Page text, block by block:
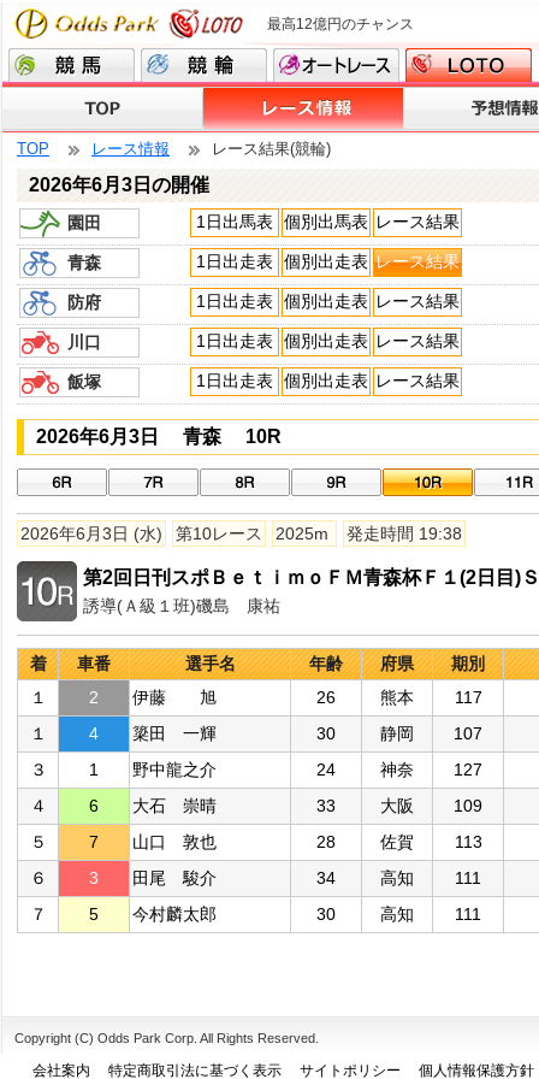
最高12億円のチャンス
TOP レース情報 レース結果(競輪)
2026年6月3日の開催
園田 1日出馬表 個別出馬表 レース結果
青森 1日出走表 個別出走表 レース結果
防府 1日出走表 個別出走表 レース結果
川口 1日出走表 個別出走表 レース結果
飯塚 1日出走表 個別出走表 レース結果
2026年6月3日 青森 10R
2026年6月3日 (水) 第10レース 2025m 発走時間 19:38
第2回日刊スポＢｅｔｉｍｏＦＭ青森杯Ｆ１(2日目)
誘導(Ａ級１班)磯島 康祐
着 車番 選手名 年齢 府県
期別
１
2 伊藤 旭 26 熊本 117
１
4 簗田 一輝 30 静岡 107
３
1 野中龍之介 24 神奈 127
４
6 大石 崇晴 33 大阪 109
５
7 山口 敦也 28 佐賀 113
６
3 田尾 駿介 34 高知 111
７
5 今村麟太郎 30 高知 111
Copyright (C) Odds Park Corp. All Rights Reserved.
会社案内 特定商取引法に基づく表示 サイトポリシー 個人情報保護方針